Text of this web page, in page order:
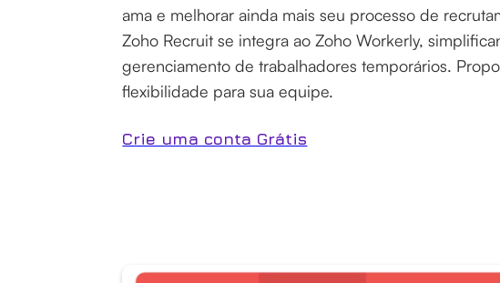
ama e melhorar ainda mais seu processo de
Zoho Recruit se integra ao Zoho Workerly,
gerenciamento de trabalhadores temporários.
flexibilidade para sua equipe.
Crie uma conta Grátis